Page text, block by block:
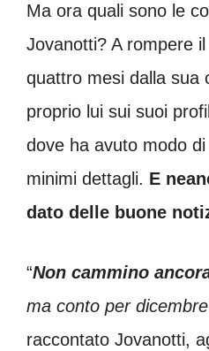
Ma ora quali sono le
Jovanotti? A rompere
quattro mesi dalla sua
proprio lui sui suoi
dove ha avuto modo
minimi dettagli. E
dato delle buone
“Non cammino
ma conto per
raccontato Jovanotti,